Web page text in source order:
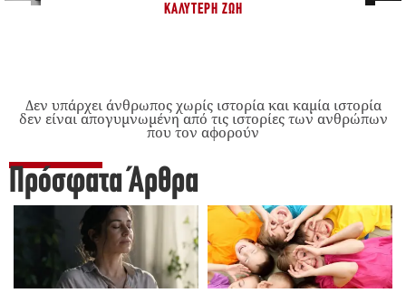
ΚΑΛΎΤΕΡΗ ΖΩΉ
Δεν υπάρχει άνθρωπος χωρίς ιστορία και καμία ιστορία
δεν είναι απογυμνωμένη από τις ιστορίες των ανθρώπων
που τον αφορούν
Πρόσφατα Άρθρα